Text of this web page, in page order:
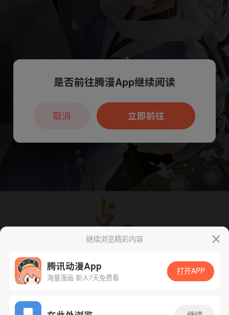
App免费看
继续浏览精彩内容
腾讯动漫App
海量漫画 新人7天免费看
打开APP
本章节仅支持App阅读，可打开App新用
户7天免费看
是否前往腾漫App继续阅读
立即前往
取消